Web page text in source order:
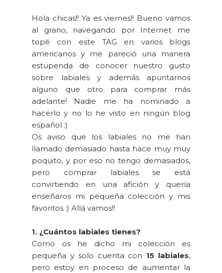
Hola chicas!! Ya es viernes!! Bueno vamos
al grano, navegando por Internet me
topé con este TAG en varios blogs
americanos y me pareció una manera
estupenda de conocer nuestro gusto
sobre labiales y además apuntarnos
alguno que otro para comprar más
adelante! Nadie me ha nominado a
hacerlo y no lo he visto en ningún blog
español :)
Os aviso que los labiales no me han
llamado demasiado hasta hace muy muy
poquito, y por eso no tengo demasiados,
pero comprar labiales se está
convirtiendo en una afición y quería
enseñaros mi pequeña colección y mis
favoritos :) Allá vamos!!
1. ¿Cuántos labiales tienes?
Como os he dicho mi colección es
pequeña y solo cuenta con 15 labiales,
pero estoy en proceso de aumentar la